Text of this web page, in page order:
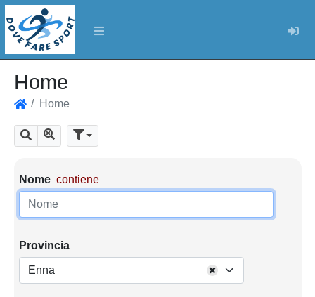
Home
Home
Cerca Mostra tutti i risultati
Parametri di ricerca
Nome contiene
Provincia
Enna